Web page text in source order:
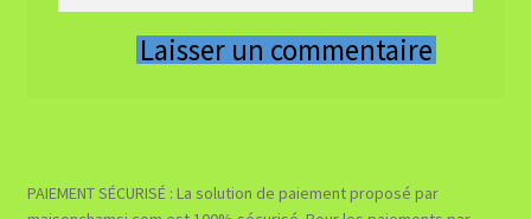
PAIEMENT SÉCURISÉ : La solution de paiement proposé par